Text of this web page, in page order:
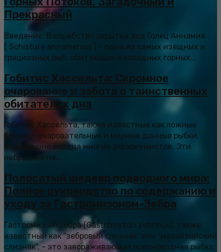
Прекрасный
Введение: Волшебство скрытых вод Голец Аннамия
( Schistura annamensis ) – одна из самых изящных и
грациозных рыб, обитающих в холодных горных...
Гобитис Хассельта: Скромное
очарование и забота о таинственных
обитателях дна
Гобитис Хассельта, также известные как ложные
боции, – очаровательные и мирные донные рыбки,
покорившие сердца многих аквариумистов. Эти
неброские на...
Полосатый шедевр подводного мира:
Полное руководство по содержанию и
уходу за Гастромизоном-Зебра
Гастромизон-Зебра (Gastromyzon zebrinus), также
известный как “зебровый слизняк” или “малайзийский
слизняк”, – это завораживающая пресноводная рыбка,